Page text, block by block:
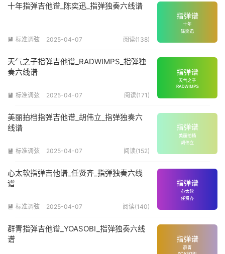
十年指弹吉他谱_陈奕迅_指弹独奏六线谱
 标准调弦 2025-04-07 阅读(138)
天气之子指弹吉他谱_RADWIMPS_指弹独
奏六线谱
 标准调弦 2025-04-07 阅读(171)
美丽拍档指弹吉他谱_胡伟立_指弹独奏六
线谱
 标准调弦 2025-04-07 阅读(152)
心太软指弹吉他谱_任贤齐_指弹独奏六线
谱
 标准调弦 2025-04-07 阅读(140)
群青指弹吉他谱_YOASOBI_指弹独奏六线
谱